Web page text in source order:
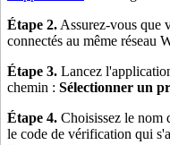
Étape 2. Assurez-vous que
connectés au même réseau
Étape 3. Lancez
chemin : Sélectionner un
Étape 4. Choisissez le nom
le code de vérification qui